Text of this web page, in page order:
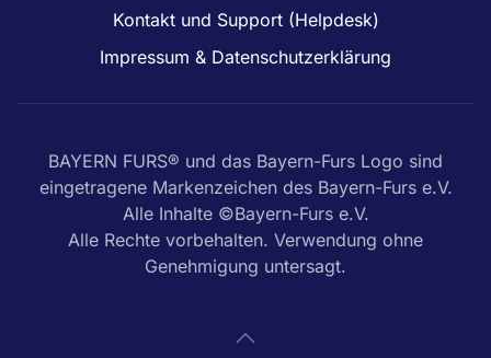
Kontakt und Support (Helpdesk)
Impressum & Datenschutzerklärung
BAYERN FURS® und das Bayern-Furs Logo sind
eingetragene Markenzeichen des Bayern-Furs e.V.
Alle Inhalte ©Bayern-Furs e.V.
Alle Rechte vorbehalten. Verwendung ohne
Genehmigung untersagt.